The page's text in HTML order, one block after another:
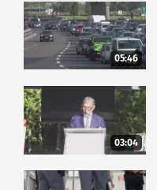
05:46
03:04